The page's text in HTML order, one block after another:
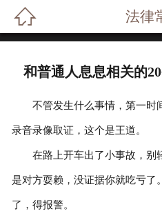
 法律
和普通人息息相关的
不管发生什么事情，第一时
录音录像取证，这个是王道。
在路上开车出了小事故，别
是对方耍赖，没证据你就吃亏了
了，得报警。